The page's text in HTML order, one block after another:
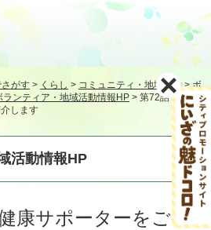
がす > くらし > コミュニティ・地域活動 >ボ
ランティア・地域活動情報HP > 第72話 国保
します
活動情報HP
康サポーターをご